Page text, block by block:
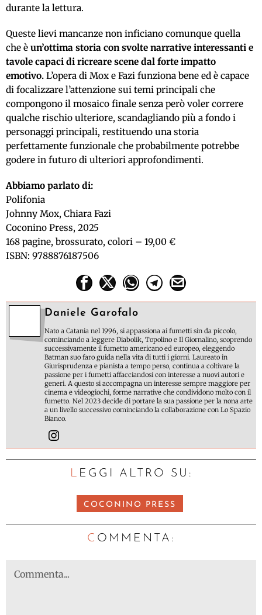
durante la lettura.
Queste lievi mancanze non inficiano comunque quella
che è un’ottima storia con svolte narrative interessanti e
tavole capaci di ricreare scene dal forte impatto
emotivo. L’opera di Mox e Fazi funziona bene ed è capace
di focalizzare l’attenzione sui temi principali che
compongono il mosaico finale senza però voler correre
qualche rischio ulteriore, scandagliando più a fondo i
personaggi principali, restituendo una storia
perfettamente funzionale che probabilmente potrebbe
godere in futuro di ulteriori approfondimenti.
Abbiamo parlato di:
Polifonia
Johnny Mox, Chiara Fazi
Coconino Press, 2025
168 pagine, brossurato, colori – 19,00 €
ISBN: 9788876187506
Daniele Garofalo
Nato a Catania nel 1996, si appassiona ai fumetti sin da piccolo,
cominciando a leggere Diabolik, Topolino e Il Giornalino, scoprendo
successivamente il fumetto americano ed europeo, eleggendo
Batman suo faro guida nella vita di tutti i giorni. Laureato in
Giurisprudenza e pianista a tempo perso, continua a coltivare la
passione per i fumetti affacciandosi con interesse a nuovi autori e
generi. A questo si accompagna un interesse sempre maggiore per
cinema e videogiochi, forme narrative che condividono molto con il
fumetto. Nel 2023 decide di portare la sua passione per la nona arte
a un livello successivo cominciando la collaborazione con Lo Spazio
Bianco.
LEGGI ALTRO SU:
COCONINO PRESS
C OMMENTA: